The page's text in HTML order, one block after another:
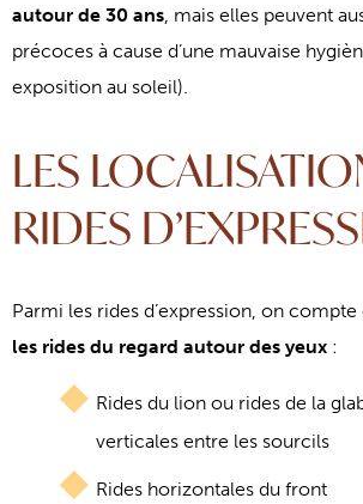
autour de 30 ans , mais elles peuvent
précoces à cause d’une mauvaise
exposition au soleil).
LES
RIDES
Parmi les rides d’expression, on
les rides du regard autour des yeux :
Rides du lion ou rides de la
verticales entre les sourcils
Rides horizontales du front